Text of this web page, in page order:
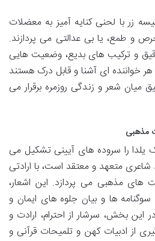
زر با لحنی کنایه آمیز به معضلات
و طمع، یا بی عدالتی می پردازند.
دقیق و ترکیب های بدیع، وضعیت هایی
خواننده ای آشنا و قابل درک هستند
میان شعر و زندگی روزمره برقرار می
مذهبی
را سروده های آیینی تشکیل می
متعهد و معتقد است، با ارادتی
مذهبی می پردازد. این اشعار،
ها و بیان جلوه های ایمان و
این بخش، سرشار از احترام، ارادت و
از ادبیات کهن و تلمیحات قرآنی و